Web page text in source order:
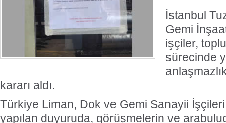
İstanbul
Gemi
işçiler,
sürecinde
kararı aldı.
Türkiye Liman, Dok ve Gemi Sanayii İşçileri
yapılan duyuruda, görüşmelerin ve